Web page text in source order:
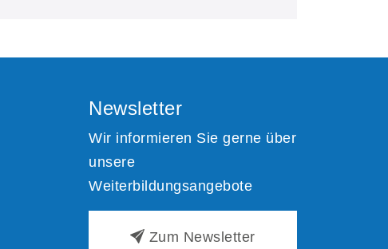
Newsletter
Wir informieren Sie gerne über
unsere
Weiterbildungsangebote
Zum Newsletter